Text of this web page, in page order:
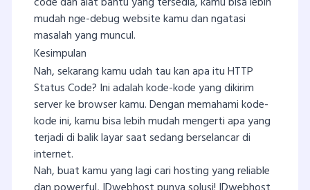
mudah nge-debug website kamu dan ngatasi
masalah yang muncul.
Kesimpulan
Nah, sekarang kamu udah tau kan apa itu HTTP
Status Code? Ini adalah kode-kode yang dikirim
server ke browser kamu. Dengan memahami kode-
kode ini, kamu bisa lebih mudah mengerti apa yang
terjadi di balik layar saat sedang berselancar di
internet.
Nah, buat kamu yang lagi cari hosting yang reliable